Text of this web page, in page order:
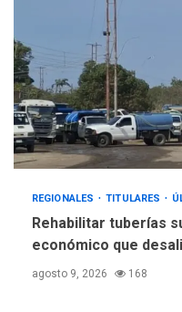
REGIONALES TITULARES
Rehabilitar tuberías
económico que
agosto 9, 2026 168